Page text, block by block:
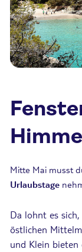
Mitte Mai musst
Urlaubstage
Da lohnt es
östlichen
und Klein bieten